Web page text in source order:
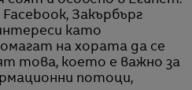
Закърбърг
като
на хората да се
това, което е важно за
потоци,